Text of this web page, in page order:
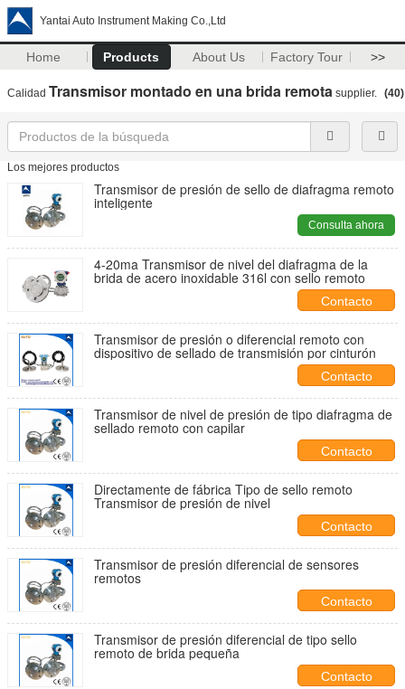
Yantai Auto Instrument Making Co.,Ltd
Home Products About Us Factory Tour >>
Calidad Transmisor montado en una brida remota supplier. (40)
Los mejores productos
Transmisor de presión de sello de diafragma remoto
inteligente
Consulta ahora
4-20ma Transmisor de nivel del diafragma de la
brida de acero inoxidable 316l con sello remoto
Contacto
Transmisor de presión o diferencial remoto con
dispositivo de sellado de transmisión por cinturón
Contacto
Transmisor de nivel de presión de tipo diafragma de
sellado remoto con capilar
Contacto
Directamente de fábrica Tipo de sello remoto
Transmisor de presión de nivel
Contacto
Transmisor de presión diferencial de sensores
remotos
Contacto
Transmisor de presión diferencial de tipo sello
remoto de brida pequeña
Contacto